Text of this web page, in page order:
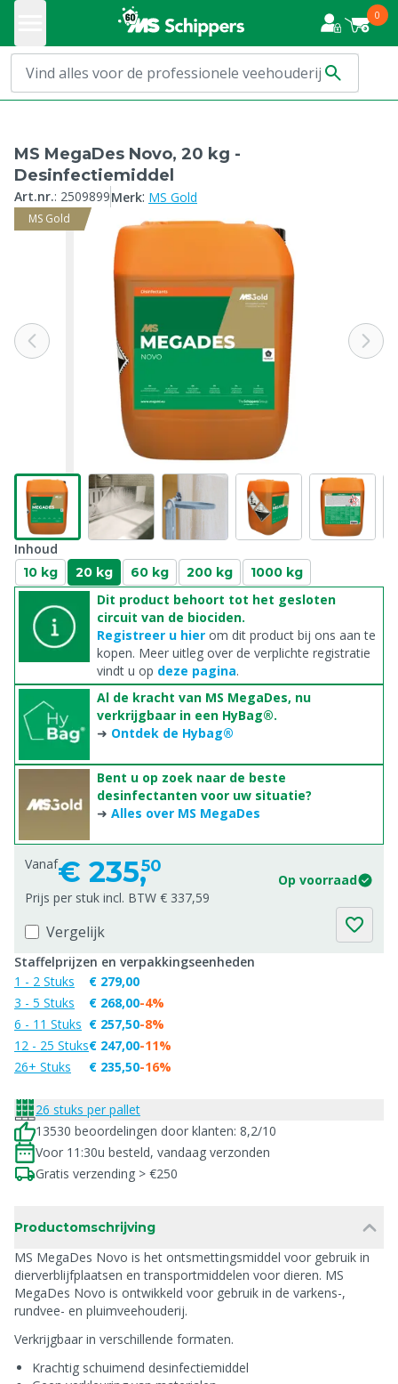
0
MS MegaDes Novo, 20 kg -
Desinfectiemiddel
Art.nr.: 2509899Merk: MS Gold
MS Gold
Inhoud
10 kg 20 kg 60 kg 200 kg 1000 kg
Dit product behoort tot het gesloten
circuit van de biociden.
Registreer u hier om dit product bij ons aan te
kopen. Meer uitleg over de verplichte registratie
vindt u op deze pagina.
Al de kracht van MS MegaDes, nu
verkrijgbaar in een HyBag®.
➜ Ontdek de Hybag®
Bent u op zoek naar de beste
desinfectanten voor uw situatie?
➜ Alles over MS MegaDes
Vanaf€ 235,50
Op voorraad
Prijs per stuk incl. BTW € 337,59
Vergelijk
Staffelprijzen en verpakkingseenheden
1 - 2 Stuks
3 - 5 Stuks
6 - 11 Stuks
12 - 25 Stuks
26+ Stuks
€ 279,00
€ 268,00
€ 257,50
€ 247,00
€ 235,50
-4%
-8%
-11%
-16%
26 stuks per pallet
13530 beoordelingen door klanten: 8,2/10
Voor 11:30u besteld, vandaag verzonden
Gratis verzending > €250
Productomschrijving
MS MegaDes Novo is het ontsmettingsmiddel voor gebruik in
dierverblijfplaatsen en transportmiddelen voor dieren. MS
MegaDes Novo is ontwikkeld voor gebruik in de varkens-,
rundvee- en pluimveehouderij.
Verkrijgbaar in verschillende formaten.
Krachtig schuimend desinfectiemiddel